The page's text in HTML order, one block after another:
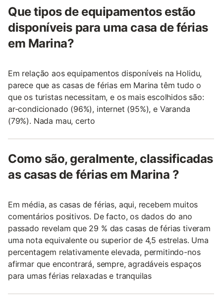
Que tipos de equipamentos estão
disponíveis para uma casa de férias
em Marina?
Em relação aos equipamentos disponíveis na Holidu,
parece que as casas de férias em Marina têm tudo o
que os turistas necessitam, e os mais escolhidos são:
ar-condicionado (96%), internet (95%), e Varanda
(79%). Nada mau, certo
Como são, geralmente, classificadas
as casas de férias em Marina ?
Em média, as casas de férias, aqui, recebem muitos
comentários positivos. De facto, os dados do ano
passado revelam que 29 % das casas de férias tiveram
uma nota equivalente ou superior de 4,5 estrelas. Uma
percentagem relativamente elevada, permitindo-nos
afirmar que encontrará, sempre, agradáveis espaços
para umas férias relaxadas e tranquilas